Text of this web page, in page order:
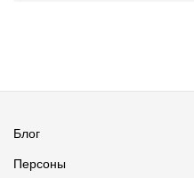
Блог
Персоны